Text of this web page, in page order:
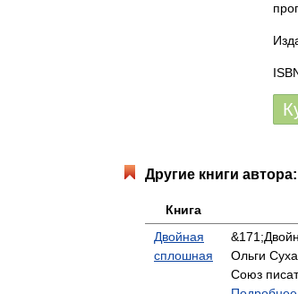
Другие книги автора:
Книга
Двойная
сплошная
Ольги
Союз